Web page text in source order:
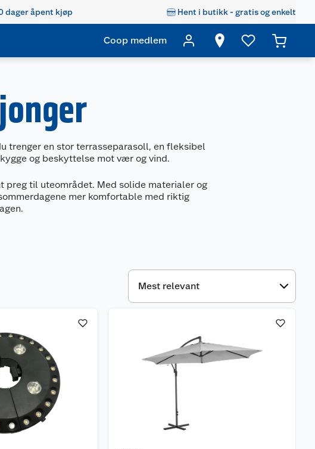
dager åpent kjøp Hent i butikk - gratis og enkelt
Coop medlem
trenger en stor terrasseparasoll, en fleksibel
og beskyttelse mot vær og vind.
preg til uteområdet. Med solide materialer og
mer komfortable med riktig